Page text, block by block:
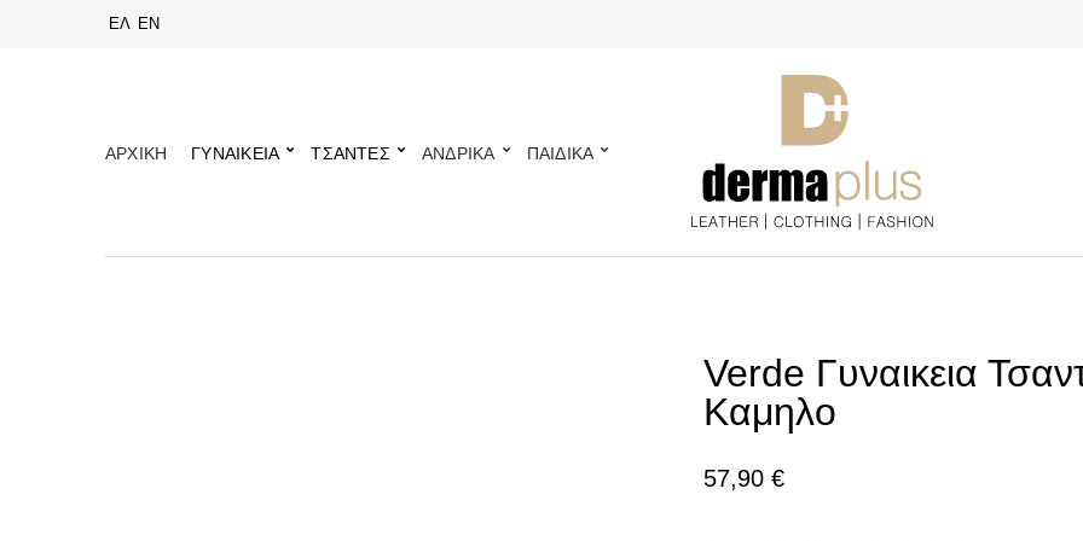
ΕΛ EN
ΑΡΧΙΚΗ ΓΥΝΑΙΚΕΙΑ ΤΣΑΝΤΕΣ ΑΝΔΡΙΚΑ ΠΑΙΔΙΚΑ
Verde Γυναικεια
Καμηλο
57,90 €